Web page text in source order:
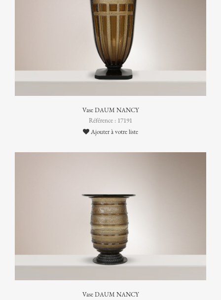
Vase DAUM NANCY
Référence : 17191
Ajouter à votre liste
Vase DAUM NANCY